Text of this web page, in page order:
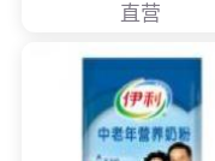
清入门级摄像机
直营